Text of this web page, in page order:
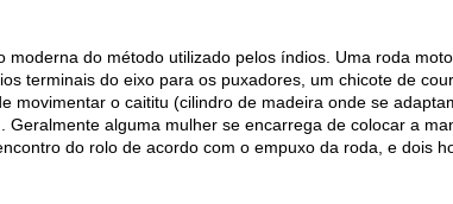
moderna do método utilizado pelos índios. Uma roda
terminais do eixo para os puxadores, um chicote de
movimentar o caititu (cilindro de madeira onde se
Geralmente alguma mulher se encarrega de colocar a
do rolo de acordo com o empuxo da roda, e dois